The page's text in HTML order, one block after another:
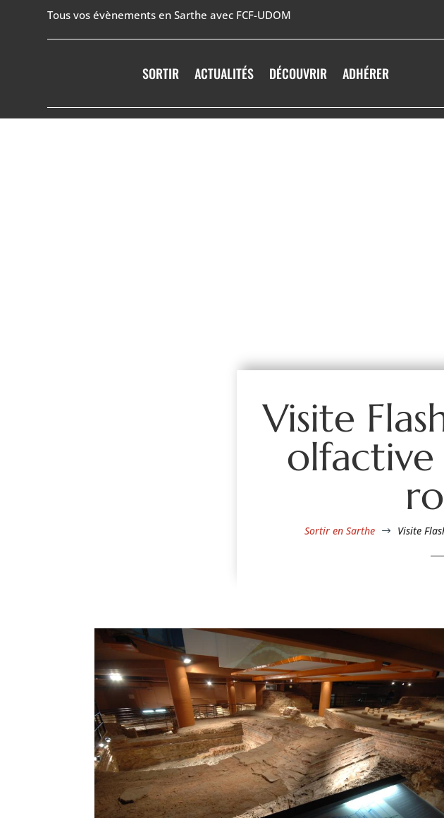
Tous vos évènements en Sarthe avec FCF-UDOM
SORTIR ACTUALITÉS DÉCOUVRIR ADHÉRER
Visite
Sortir en Sarthe $ Visite